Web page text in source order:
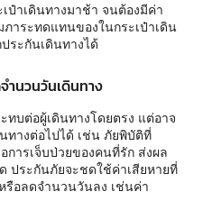
ป๋าเดินทางมาช้า จนต้องมีค่า
าระทดแทนของในกระเป๋าเดิน
ระกันเดินทางได้
ำนวนวันเดินทาง
ทบต่อผู้เดินทางโดยตรง แต่อาจ
ทางต่อไปได้ เช่น ภัยพิบัติที่
การเจ็บป่วยของคนที่รัก ส่งผล
ประกันภัยจะชดใช้ค่าเสียหายที่
รือลดจำนวนวันลง เช่นค่า